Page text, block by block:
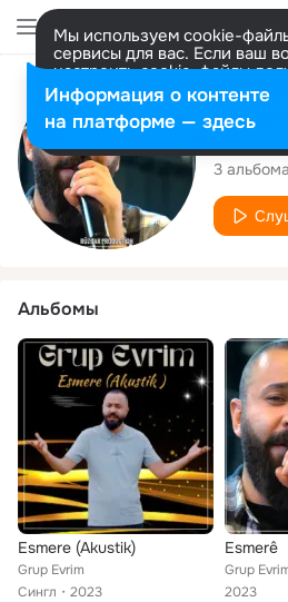
Мы используем cookie-
сервисы для вас. Если ваш
настроить cookie-файлы
представитель. Больше
Разрешить все Настроить
Grup
3 альбома
Альбомы
Esmere (Akustik)
Grup Evrim
Сингл
2023
Esmerê
Grup
2023
Информация о контенте
на платформе — здесь